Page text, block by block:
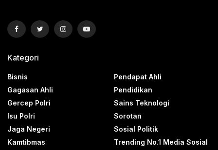
Kategori
Bisnis
Gagasan Ahli
Gercep Polri
Isu Polri
Jaga Negeri
Kamtibmas
Pendapat Ahli
Pendidikan
Sains Teknologi
Sorotan
Sosial Politik
Trending No.1 Media Sosial